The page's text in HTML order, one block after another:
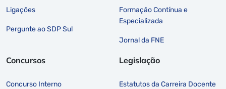
Ligações
Pergunte ao SDP Sul
Formação Contínua e
Especializada
Jornal da FNE
Concursos
Concurso Interno
Legislação
Estatutos da Carreira Docente